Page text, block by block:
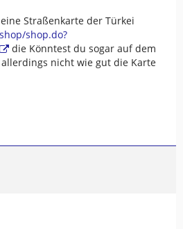
Straßenkarte der Türkei
shop.do?
die Könntest du sogar auf dem
nicht wie gut die Karte